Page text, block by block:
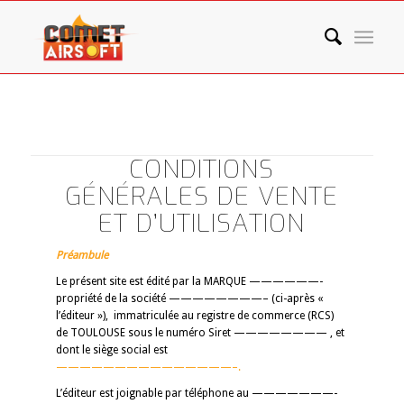
CONDITIONS
GÉNÉRALES DE VENTE
ET D’UTILISATION
Préambule
Le présent site est édité par la MARQUE ——————-
propriété de la société ————————– (ci-après «
l’éditeur »), immatriculée au registre de commerce (RCS)
de TOULOUSE sous le numéro Siret ———————— , et
dont le siège social est
———————————————–.
L’éditeur est joignable par téléphone au ———————-